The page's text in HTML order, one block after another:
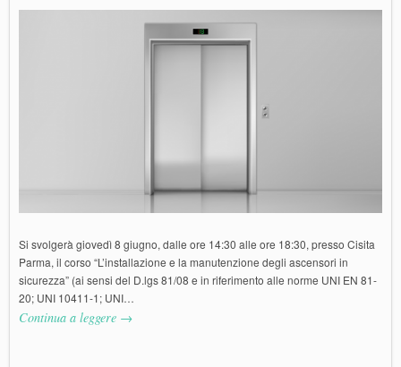
Si svolgerà giovedì 8 giugno, dalle ore 14:30 alle ore 18:30, presso Cisita
Parma, il corso “L’installazione e la manutenzione degli ascensori in
sicurezza” (ai sensi del D.lgs 81/08 e in riferimento alle norme UNI EN 81-
20; UNI 10411-1; UNI…
Continua a leggere →